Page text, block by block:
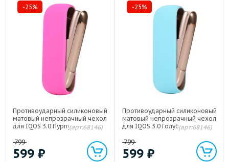
-25%
Противоударный силиконовый
матовый непрозрачный чехол
для IQOS 3.0 Пурпурный(арт:68146)
799
599 ₽
-25%
Противоударный силиконовый
матовый непрозрачный чехол
для IQOS 3.0 Голубой(арт:68146)
799
599 ₽